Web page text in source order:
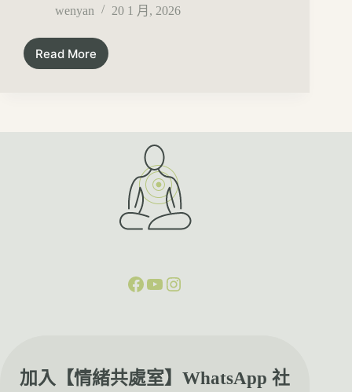
wenyan
20 1 月, 2026
Read More
加入【情緒共處室】WhatsApp 社